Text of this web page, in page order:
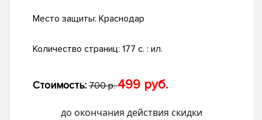
Место защиты: Краснодар
Количество страниц: 177 с. : ил.
Стоимость: 700 р.499 руб.
до окончания действия скидки